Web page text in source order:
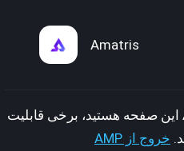
Amatris
شما درحال مشاهده نسخه AMP این صفحه هستید، برخی قابلیت
خروج از AMP